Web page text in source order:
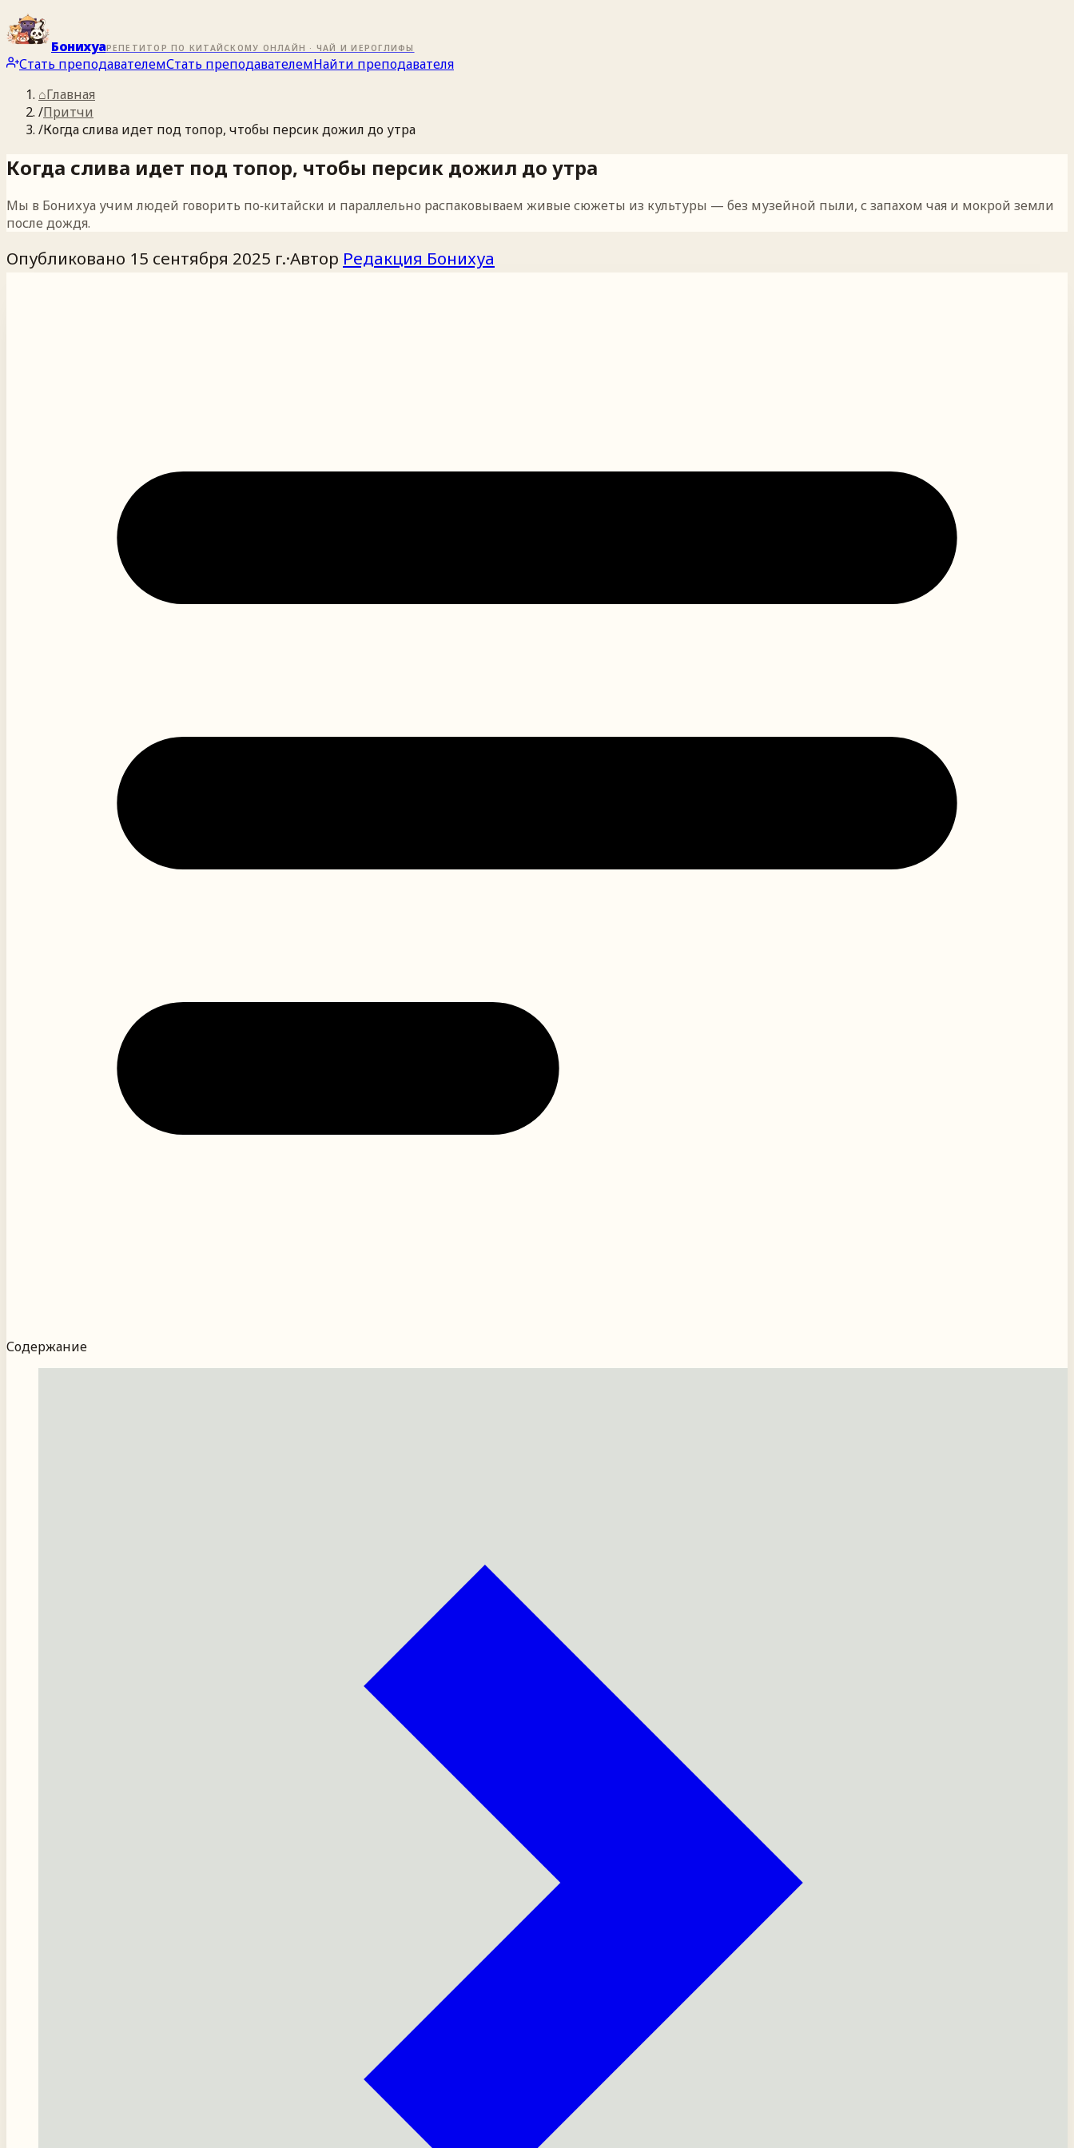
БонихуаРЕПЕТИТОР ПО КИТАЙСКОМУ ОНЛАЙН · ЧАЙ И ИЕРОГЛИФЫ
Стать преподавателемСтать преподавателемНайти преподавателя
⌂Главная
/Притчи
/Когда слива идет под топор, чтобы персик дожил до утра
Когда слива идет под топор, чтобы персик дожил до утра
Мы в Бонихуа учим людей говорить по‑китайски и параллельно распаковываем живые сюжеты из культуры — без музейной пыли, с запахом чая и мокрой земли
после дождя.
Опубликовано 15 сентября 2025 г.·Автор Редакция Бонихуа
Содержание